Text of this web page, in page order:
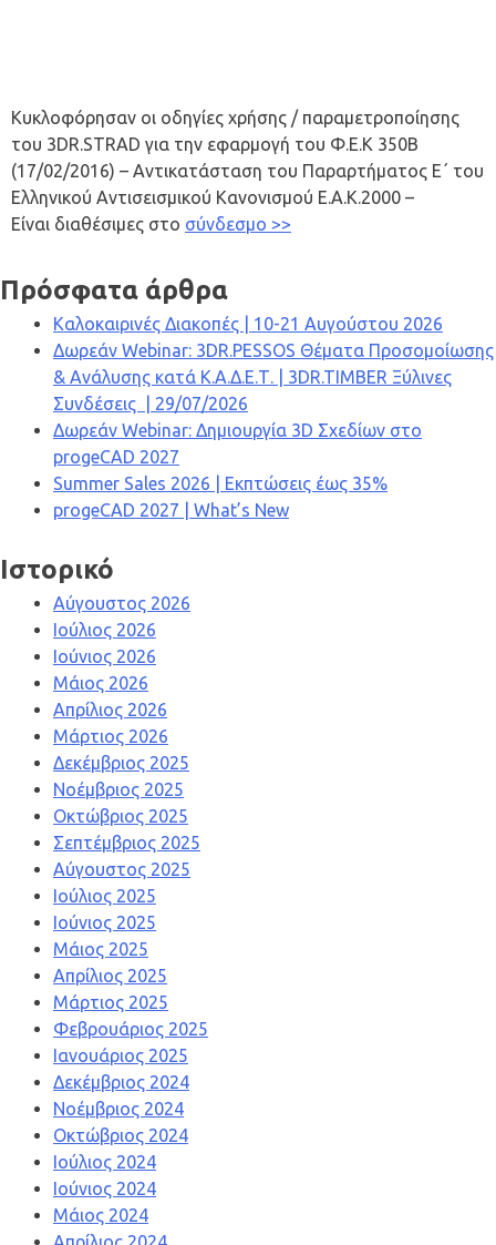
Κυκλοφόρησαν οι οδηγίες χρήσης / παραμετροποίησης
του 3DR.STRAD για την εφαρμογή του Φ.Ε.Κ 350Β
(17/02/2016) – Αντικατάσταση του Παραρτήματος Ε΄ του
Ελληνικού Αντισεισμικού Κανονισμού Ε.Α.Κ.2000 –
Είναι διαθέσιμες στο σύνδεσμο >>
Πρόσφατα άρθρα
Καλοκαιρινές Διακοπές | 10-21 Αυγούστου 2026
Δωρεάν Webinar: 3DR.PESSOS Θέματα Προσομοίωσης
& Ανάλυσης κατά Κ.Α.Δ.Ε.Τ. | 3DR.TIMBER Ξύλινες
Συνδέσεις | 29/07/2026
Δωρεάν Webinar: Δημιουργία 3D Σχεδίων στο
progeCAD 2027
Summer Sales 2026 | Εκπτώσεις έως 35%
progeCAD 2027 | What’s New
Ιστορικό
Αύγουστος 2026
Ιούλιος 2026
Ιούνιος 2026
Μάιος 2026
Απρίλιος 2026
Μάρτιος 2026
Δεκέμβριος 2025
Νοέμβριος 2025
Οκτώβριος 2025
Σεπτέμβριος 2025
Αύγουστος 2025
Ιούλιος 2025
Ιούνιος 2025
Μάιος 2025
Απρίλιος 2025
Μάρτιος 2025
Φεβρουάριος 2025
Ιανουάριος 2025
Δεκέμβριος 2024
Νοέμβριος 2024
Οκτώβριος 2024
Ιούλιος 2024
Ιούνιος 2024
Μάιος 2024